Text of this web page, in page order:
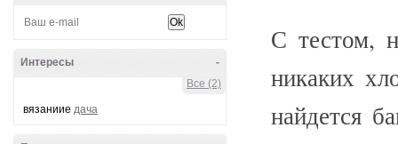
-
Интересы
Все (2)
вязаниие дача
С тестом,
никаких
найдется